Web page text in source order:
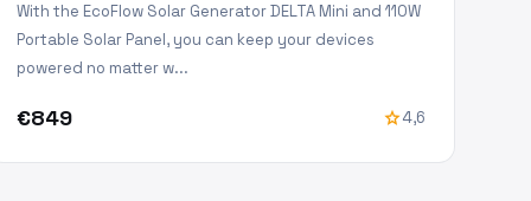
With the EcoFlow Solar Generator DELTA Mini and 110W
Portable Solar Panel, you can keep your devices
powered no matter w...
€849 star4,6